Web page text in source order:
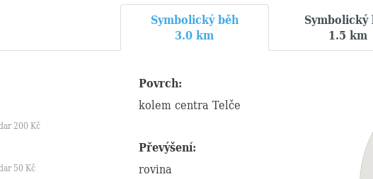
Symbolický běh
3.0 km
Symbolický
1.5 km
200 Kč
50 Kč
Povrch:
kolem centra Telče
Převýšení:
rovina